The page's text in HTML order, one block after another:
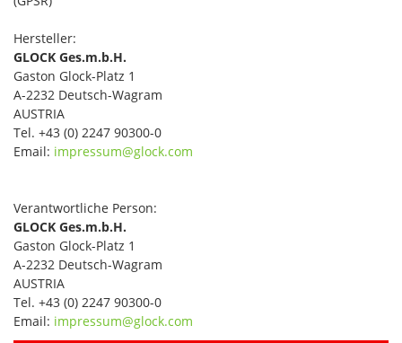
Hersteller:
GLOCK Ges.m.b.H.
Gaston Glock-Platz 1
A-2232 Deutsch-Wagram
AUSTRIA
Tel. +43 (0) 2247 90300-0
Email: impressum@glock.com
Verantwortliche Person:
GLOCK Ges.m.b.H.
Gaston Glock-Platz 1
A-2232 Deutsch-Wagram
AUSTRIA
Tel. +43 (0) 2247 90300-0
Email: impressum@glock.com